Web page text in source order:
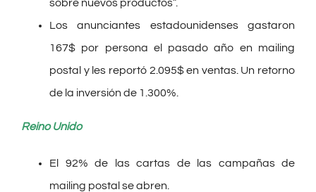
sobre nuevos productos”.
Los anunciantes estadounidenses gastaron
167$ por persona el pasado año en mailing
postal y les reportó 2.095$ en ventas. Un retorno
de la inversión de 1.300%.
Reino Unido
El 92% de las cartas de las campañas de
mailing postal se abren.